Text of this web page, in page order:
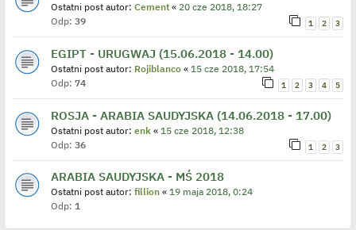
Ostatni post autor: Cement « 20 cze 2018, 18:27
Odp: 39 1 2 3
EGIPT - URUGWAJ (15.06.2018 - 14.00)
Ostatni post autor: Rojiblanco « 15 cze 2018, 17:54
Odp: 74 1 2 3 4 5
ROSJA - ARABIA SAUDYJSKA (14.06.2018 - 17.00)
Ostatni post autor: enk « 15 cze 2018, 12:38
Odp: 36 1 2 3
ARABIA SAUDYJSKA - MŚ 2018
Ostatni post autor: fillion « 19 maja 2018, 0:24
Odp: 1